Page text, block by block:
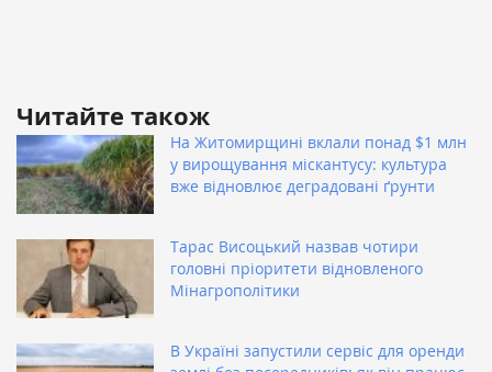
Читайте також
На Житомирщині вклали понад $1 млн
у вирощування міскантусу: культура
вже відновлює деградовані ґрунти
Тарас Висоцький назвав чотири
головні пріоритети відновленого
Мінагрополітики
В Україні запустили сервіс для оренди